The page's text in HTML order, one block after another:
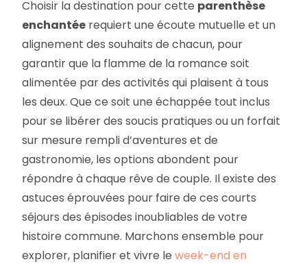
Choisir la destination pour cette parenthèse
enchantée requiert une écoute mutuelle et un
alignement des souhaits de chacun, pour
garantir que la flamme de la romance soit
alimentée par des activités qui plaisent à tous
les deux. Que ce soit une échappée tout inclus
pour se libérer des soucis pratiques ou un forfait
sur mesure rempli d’aventures et de
gastronomie, les options abondent pour
répondre à chaque rêve de couple. Il existe des
astuces éprouvées pour faire de ces courts
séjours des épisodes inoubliables de votre
histoire commune. Marchons ensemble pour
explorer, planifier et vivre leweek-end en